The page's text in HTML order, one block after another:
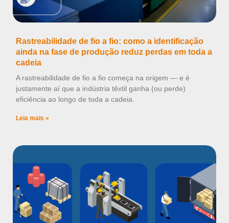
Rastreabilidade de fio a fio: como a identificação
ainda na fase de produção reduz perdas em toda a
cadeia
A rastreabilidade de fio a fio começa na origem — e é
justamente aí que a indústria têxtil ganha (ou perde)
eficiência ao longo de toda a cadeia.
Leia mais »